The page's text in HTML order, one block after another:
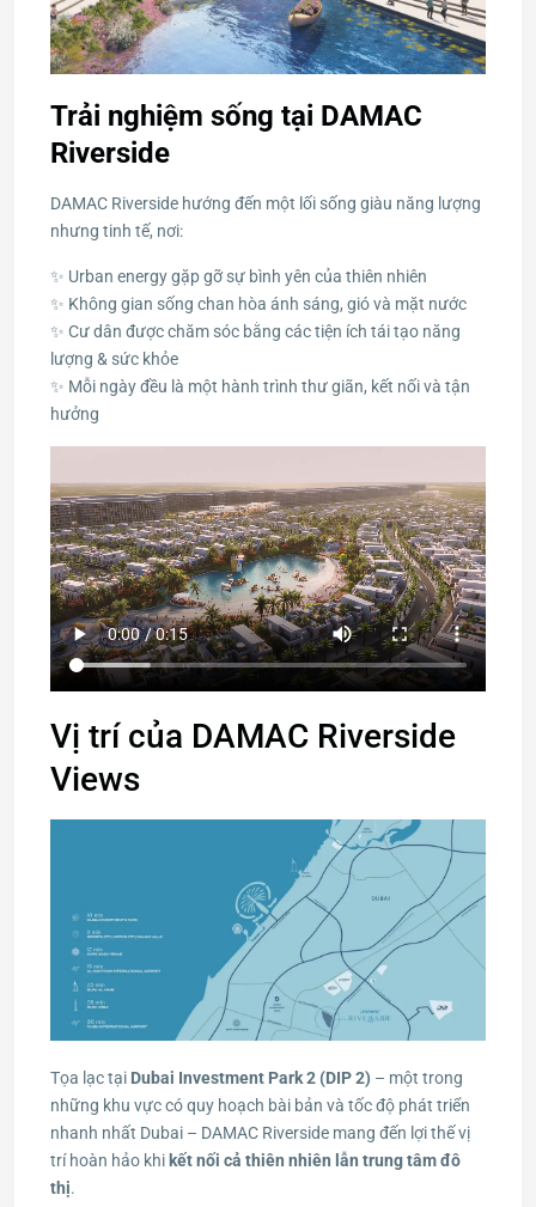
Trải nghiệm sống tại DAMAC
Riverside
DAMAC Riverside hướng đến một lối sống giàu năng lượng
nhưng tinh tế, nơi:
✨ Urban energy gặp gỡ sự bình yên của thiên nhiên
✨ Không gian sống chan hòa ánh sáng, gió và mặt nước
✨ Cư dân được chăm sóc bằng các tiện ích tái tạo năng
lượng & sức khỏe
✨ Mỗi ngày đều là một hành trình thư giãn, kết nối và tận
hưởng
Vị trí của DAMAC Riverside
Views
Tọa lạc tại Dubai Investment Park 2 (DIP 2) – một trong
những khu vực có quy hoạch bài bản và tốc độ phát triển
nhanh nhất Dubai – DAMAC Riverside mang đến lợi thế vị
trí hoàn hảo khi kết nối cả thiên nhiên lẫn trung tâm đô
thị.